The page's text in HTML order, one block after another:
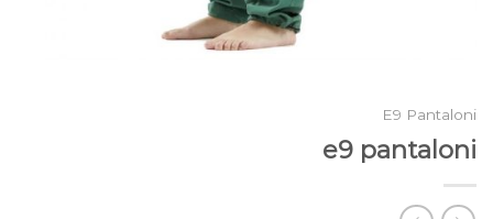
E9 Pantaloni
e9 pantaloni